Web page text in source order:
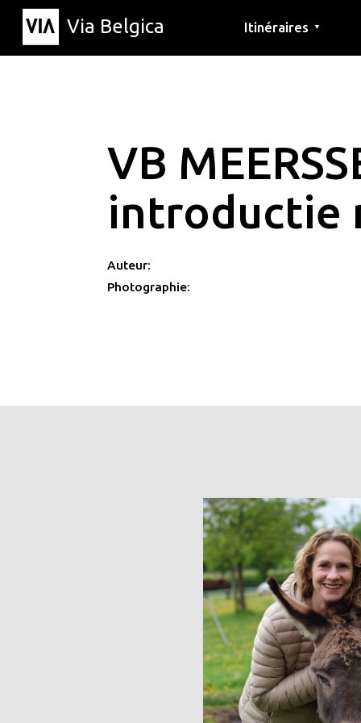
Via Belgica Itinéraires ▼
VB
introductie
Auteur:
Photographie: